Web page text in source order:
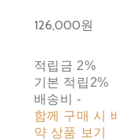
126,000원
적립금 2%
기본 적립 2%
배송비-
함께 구매 시
약 상품 보기